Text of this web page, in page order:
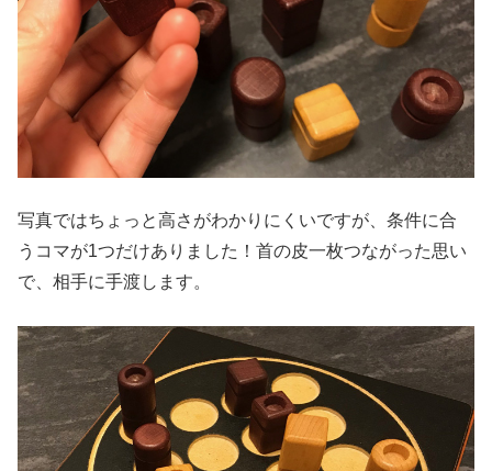
写真ではちょっと高さがわかりにくいですが、条件に合
うコマが1つだけありました！首の皮一枚つながった思い
で、相手に手渡します。